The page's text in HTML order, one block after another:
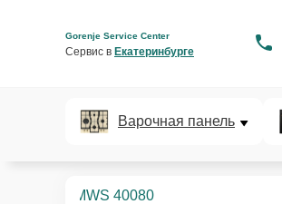
Gorenje Service Center
Сервис в Екатеринбурге
Варочная панель
MWS 40080